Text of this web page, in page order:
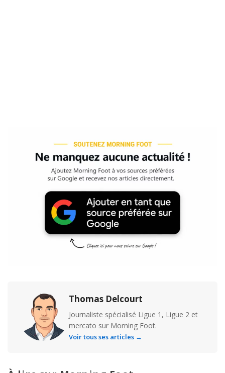
Thomas Delcourt
Journaliste spécialisé Ligue 1, Ligue 2 et
mercato sur Morning Foot.
Voir tous ses articles →